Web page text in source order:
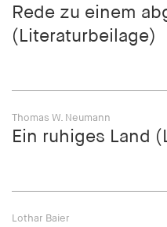
Rede zu einem
(Literaturbeilage)
Thomas W. Neumann
Ein ruhiges Land
Lothar Baier